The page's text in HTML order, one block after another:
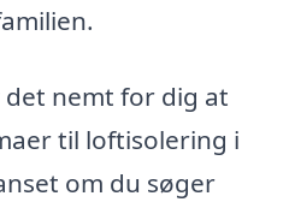
nemt for dig at
til loftisolering i
om du søger